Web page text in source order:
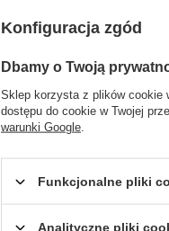
Konfiguracja zgód
Dbamy o Twoją
Sklep korzysta z plików cookie
dostępu do cookie w Twojej
warunki Google
Funkcjonalne pliki
Analityczne pliki